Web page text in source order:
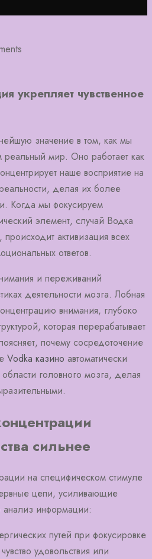
укрепляет чувственное
значение в том, как мы
реальный мир. Оно работает как
наше восприятие на
делая их более
Когда мы фокусируем
элемент, случай Водка
активизация всех
ответов.
и переживаний
деятельности мозга. Лобная
внимания, глубоко
которая перерабатывает
почему сосредоточение
Vodka казино автоматически
головного мозга, делая
сильнее
на специфическом стимуле
цепи, усиливающие
анализ информации:
путей при фокусировке
удовольствия или